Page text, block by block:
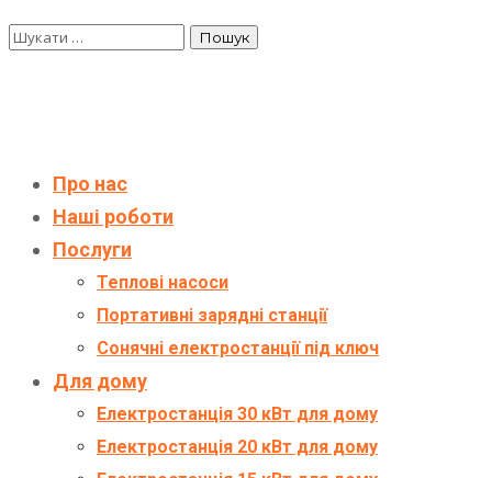
Про нас
Наші роботи
Послуги
Теплові насоси
Портативні зарядні станції
Сонячні електростанції під ключ
Для дому
Електростанція 30 кВт для дому
Електростанція 20 кВт для дому